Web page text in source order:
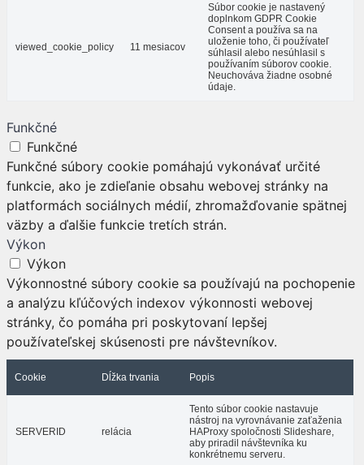
viewed_cookie_policy 11 mesiacov
Súbor cookie je nastavený
doplnkom GDPR Cookie
Consent a používa sa na
uloženie toho, či používateľ
súhlasil alebo nesúhlasil s
používaním súborov cookie.
Neuchováva žiadne osobné
údaje.
Funkčné
Funkčné
Funkčné súbory cookie pomáhajú vykonávať určité
funkcie, ako je zdieľanie obsahu webovej stránky na
platformách sociálnych médií, zhromažďovanie spätnej
väzby a ďalšie funkcie tretích strán.
Výkon
Výkon
Výkonnostné súbory cookie sa používajú na pochopenie
a analýzu kľúčových indexov výkonnosti webovej
stránky, čo pomáha pri poskytovaní lepšej
používateľskej skúsenosti pre návštevníkov.
Cookie Dĺžka trvania Popis
SERVERID relácia
Tento súbor cookie nastavuje
nástroj na vyrovnávanie zaťaženia
HAProxy spoločnosti Slideshare,
aby priradil návštevníka ku
konkrétnemu serveru.